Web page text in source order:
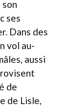
ses
Dans des
vol au-
aussi
de
de Lisle,